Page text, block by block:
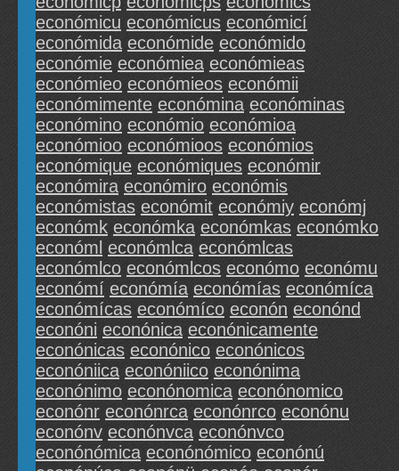
económicu económicus económicí
económida económide económido
económie económiea económieas
económieo económieos económii
económimente económina económinas
económino económio económioa
económioo económioos económios
económique económiques económir
económira económiro económis
económistas económit económiy económj
económk económka económkas económko
económl económlca económlcas
económlco económlcos económo económu
económí económía económías económíca
económícas económíco econón econónd
econóni econónica econónicamente
econónicas econónico econónicos
econóniica econóniico econónima
econónimo econónomica econónomico
econónr econónrca econónrco econónu
econónv econónvca econónvco
econónómica econónómico econónú